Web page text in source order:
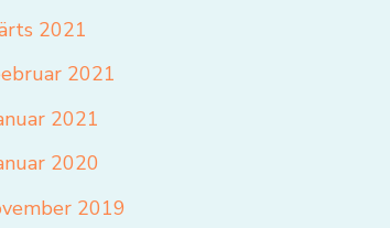
2021
2021
2021
2020
2019